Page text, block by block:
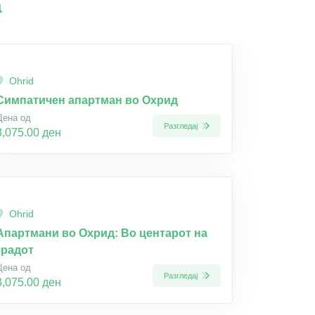
Ohrid
апартман во Охрид
од
ден
Разгледај
Ohrid
во Охрид: Во центарот на
од
ден
Разгледај